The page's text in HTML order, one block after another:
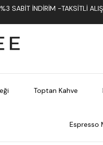
SABIT İNDIRIM -TAKSITLI
Toptan Kahve
Espresso